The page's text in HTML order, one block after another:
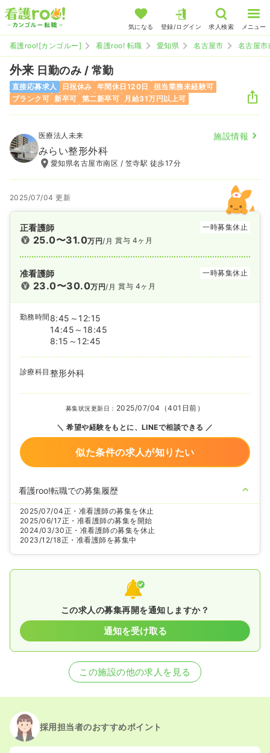
気になる 登録/ログイン 求人検索 メニュー
看護roo![カンゴルー] 看護roo! 転職 愛知県 名古屋市 名古屋市
外来 日勤のみ / 常勤
直接応募求人 日祝休み 年間休日120日
担当業務未経験可
ブランク可 新卒可 第二新卒可 月給31万円以上可
医療法人未来 施設情報
みらい整形外科
愛知県名古屋市南区 / 笠寺駅 徒歩17分
2025/07/04 更新
正看護師 一時募集休止
25.0〜31.0万円/月 賞与 4ヶ月
准看護師 一時募集休止
23.0〜30.0万円/月 賞与 4ヶ月
勤務時間 8:45～12:15
14:45～18:45
8:15～12:45
診療科目 整形外科
募集状況更新日： 2025/07/04（401日前）
希望や経験をもとに、LINEで相談できる
似た条件の求人が知りたい
看護roo!転職での募集履歴
2025/07/04正・准看護師の募集を休止
2025/06/17正・准看護師の募集を開始
2024/03/30正・准看護師の募集を休止
2023/12/18正・准看護師を募集中
この求人の募集再開を通知しますか？
通知を受け取る
この施設の他の求人を見る
採用担当者のおすすめポイント